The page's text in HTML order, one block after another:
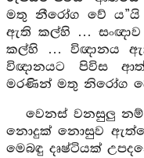
මතු නීරෝග වේ ය”යි
ඇති කල්හි …
කල්හි … විඥානය
විඥානයට පිවිස
මරණින් මතු නිරෝග වේ
වෙනස් වනසුලු
නොදුක් නොසුව
මෙබඳු දෘෂ්ටියක්